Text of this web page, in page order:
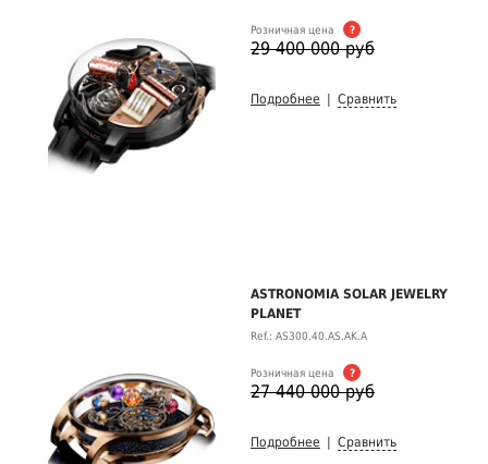
Розничная цена ?
29 400 000 руб
Подробнее Сравнить
ASTRONOMIA SOLAR JEWELRY
PLANET
Ref.: AS300.40.AS.AK.A
Розничная цена ?
27 440 000 руб
Подробнее Сравнить